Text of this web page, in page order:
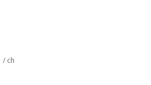
/ ch